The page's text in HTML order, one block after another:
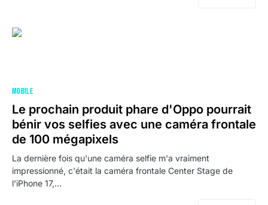
MOBILE
Le prochain produit phare d'Oppo pourrait
bénir vos selfies avec une caméra frontale
de 100 mégapixels
La dernière fois qu'une caméra selfie m'a vraiment
impressionné, c'était la caméra frontale Center Stage de
l'iPhone 17,…